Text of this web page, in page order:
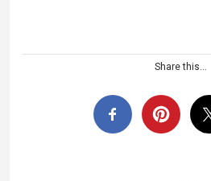
Share this...